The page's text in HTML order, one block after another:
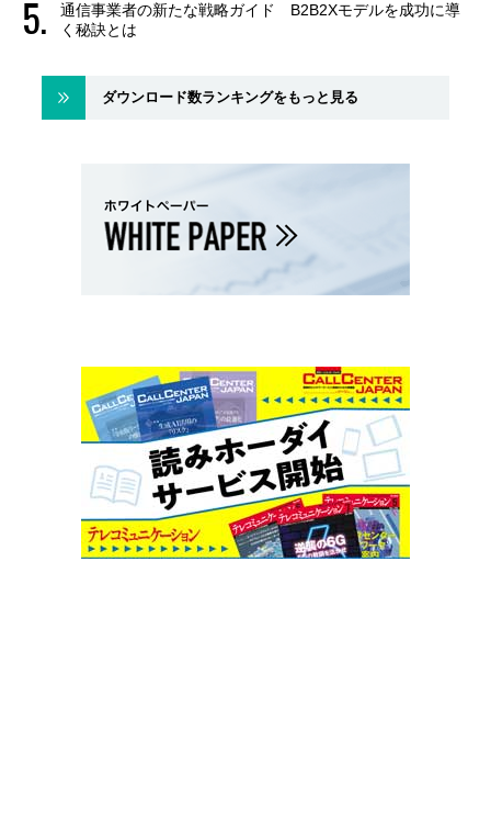
通信事業者の新たな戦略ガイド B2B2Xモデルを成功に導
く秘訣とは
ダウンロード数ランキングをもっと見る